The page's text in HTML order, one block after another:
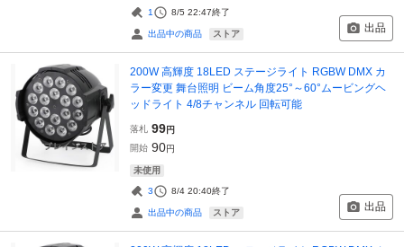
1 8/5 22:47終了
出品中の商品 ストア 出品
200W 高輝度 18LED ステージライト RGBW DMX カ
ラー変更 舞台照明 ビーム角度25°～60°ムービングヘ
ッドライト 4/8チャンネル 回転可能
落札 99円
開始 90円
未使用
3 8/4 20:40終了
出品中の商品 ストア 出品